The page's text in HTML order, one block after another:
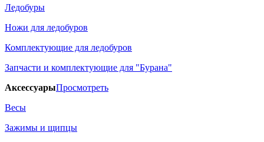
Ледобуры
Ножи для ледобуров
Комплектующие для ледобуров
Запчасти и комплектующие для "Бурана"
АксессуарыПросмотреть
Весы
Зажимы и щипцы